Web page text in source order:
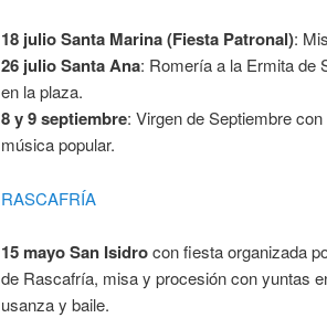
18 julio Santa Marina (Fiesta Patronal):
26 julio Santa Ana: Romería a la Ermita de
en la plaza.
8 y 9 septiembre: Virgen de Septiembre
música popular.
RASCAFRÍA
15 mayo San Isidrocon fiesta organizada
de Rascafría, misa y procesión con yuntas
usanza y baile.